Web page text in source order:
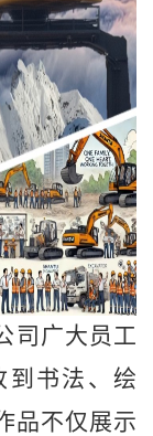
司广大员工
到书法、绘
品不仅展示